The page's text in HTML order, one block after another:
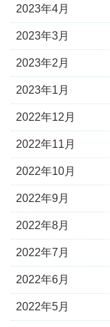
2023年4月
2023年3月
2023年2月
2023年1月
2022年12月
2022年11月
2022年10月
2022年9月
2022年8月
2022年7月
2022年6月
2022年5月